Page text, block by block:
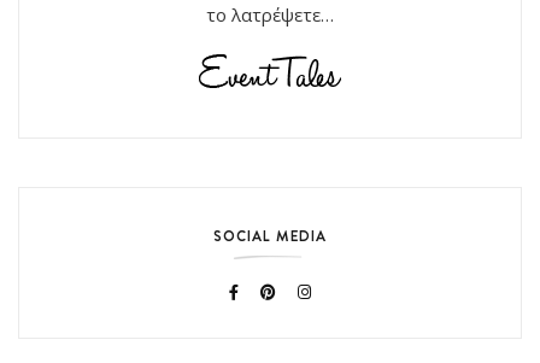
το λατρέψετε…
SOCIAL MEDIA